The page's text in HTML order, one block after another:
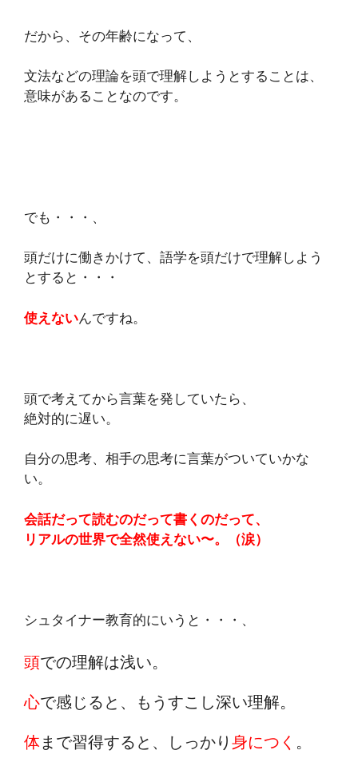
だから、その年齢になって、
文法などの理論を頭で理解しようとすることは、
意味があることなのです。
でも・・・、
頭だけに働きかけて、語学を頭だけで理解しよう
とすると・・・
使えないんですね。
頭で考えてから言葉を発していたら、
絶対的に遅い。
自分の思考、相手の思考に言葉がついていかな
い。
会話だって読むのだって書くのだって、
リアルの世界で全然使えない〜。（涙）
シュタイナー教育的にいうと・・・、
頭での理解は浅い。
心で感じると、もうすこし深い理解。
体まで習得すると、しっかり 身につく 。